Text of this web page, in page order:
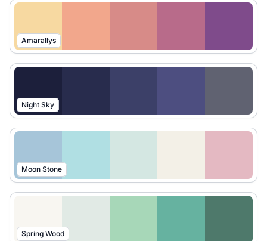
Amarallys
Night Sky
Moon Stone
Spring Wood